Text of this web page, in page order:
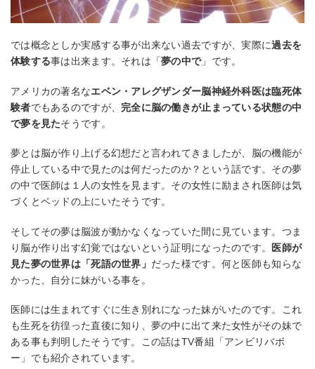
では概念としか実感する事が出来ない過去ですが、実際に過去を
体験する事は出来ます。それは「夢の中で」です。
アメリカの著名なエベン・アレグザンダー脳神経外科医は臨死体
験者でもあるのですが、 完全に脳の働きが止まっている状態の中
で夢を見たそうです。
夢とは脳が作り上げる幻想だと言われてきましたが、脳の機能が
停止している中で見たのは何だったのか？という話です。その夢
の中で医師は１人の女性を見ます。その女性に励まされ医師は気
づくとベッドの上にいたそうです。
そしてその夢は脳波が動かなくなっていた間に見ています。つま
り脳が作り出す幻覚ではないという証明になったのです。
医師が
見た夢の世界は「死語の世界」 だった様です。何と医師も知らな
かった、自分に妹がいる事を。
医師には生まれてすぐに生き別れになった妹がいたのです。これ
も生死を彷徨った直後に知り、夢の中に出て来た女性がその妹で
ある事も判明したそうです。この話はTV番組「アンビリバボ
ー」でも紹介されています。